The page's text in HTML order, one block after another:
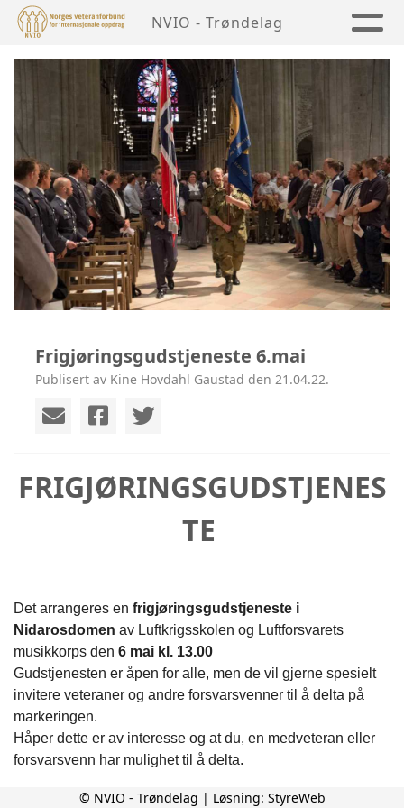
NVIO - Trøndelag
Frigjøringsgudstjeneste 6.mai
Publisert av Kine Hovdahl Gaustad den 21.04.22.
FRIGJØRINGSGUDSTJENES
TE
Det arrangeres en frigjøringsgudstjeneste i
Nidarosdomen av Luftkrigsskolen og Luftforsvarets
musikkorps den 6 mai kl. 13.00
Gudstjenesten er åpen for alle, men de vil gjerne spesielt
invitere veteraner og andre forsvarsvenner til å delta på
markeringen.
Håper dette er av interesse og at du, en medveteran eller
forsvarsvenn har mulighet til å delta.
© NVIO - Trøndelag | Løsning: StyreWeb